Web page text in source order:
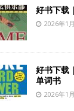
好书下载
2026年1
好书下载
单词书
2026年1